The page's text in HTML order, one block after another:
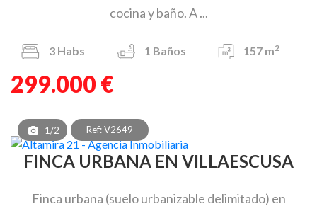
cocina y baño. A ...
3 Habs 1 Baños 157 m2
299.000 €
1/2 Ref: V2649
FINCA URBANA EN VILLAESCUSA
Finca urbana (suelo urbanizable delimitado) en